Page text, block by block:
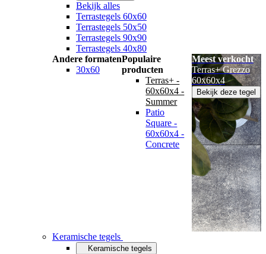
Bekijk alles
Terrastegels 60x60
Terrastegels 50x50
Terrastegels 90x90
Terrastegels 40x80
Andere formaten
30x60
Populaire
producten
Terras+ -
60x60x4 -
Summer
Patio
Square -
60x60x4 -
Concrete
Meest verkocht
Terras+ Grezzo
60x60x4
Bekijk deze tegel
Keramische tegels
Keramische tegels